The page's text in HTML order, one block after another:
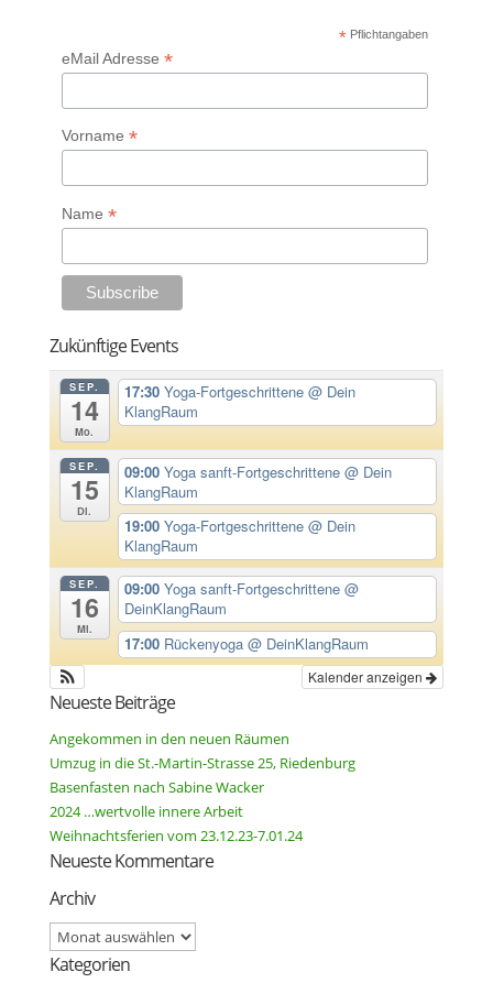
* Pflichtangaben
eMail Adresse *
Vorname *
Name *
Zukünftige Events
SEP.
14
Mo.
17:30Yoga-Fortgeschrittene@ Dein
KlangRaum
SEP.
15
Di.
09:00Yoga sanft-Fortgeschrittene@ Dein
KlangRaum
19:00Yoga-Fortgeschrittene@ Dein
KlangRaum
SEP.
16
Mi.
09:00Yoga sanft-Fortgeschrittene@
DeinKlangRaum
17:00 Rückenyoga@ DeinKlangRaum
Kalender anzeigen
Neueste Beiträge
Angekommen in den neuen Räumen
Umzug in die St.-Martin-Strasse 25, Riedenburg
Basenfasten nach Sabine Wacker
2024 …wertvolle innere Arbeit
Weihnachtsferien vom 23.12.23-7.01.24
Neueste Kommentare
Archiv
Archiv
Kategorien